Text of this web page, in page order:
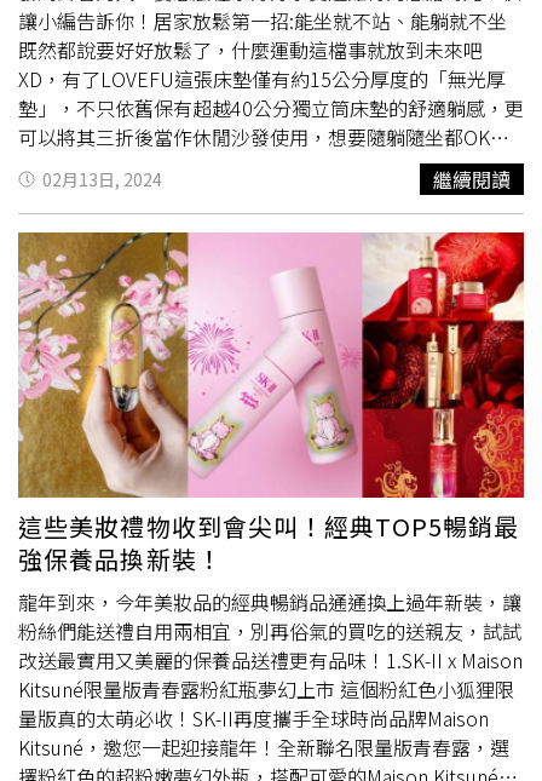
扣，訂製個人化專屬香氛瓶，創造獨一無二的香氛臻品；此
外，消費滿$6,500，更享精品級法式禮盒包裝服務。（圖／
品牌提供）法國嬌蘭「藝術沙龍香氛藝廊」期間限定精品店
活動地點：台北101 1F活動期間：2024.03.02 – 2024.05.26
讓小編告訴你！居家放鬆第一招:能坐就不站、能躺就不坐
既然都說要好好放鬆了，什麼運動這檔事就放到未來吧
XD，有了LOVEFU這張床墊僅有約15公分厚度的「無光厚
墊」，不只依舊保有超越40公分獨立筒床墊的舒適躺感，更
可以將其三折後當作休閒沙發使用，想要隨躺隨坐都OK，
盡情慵懶一下吧！躺平族最愛！LOVEFU提出「海獺式」生
活哲學，能坐就不站、能躺就不坐，越慵懶越享受。（圖／
品牌提供）建議大家可趁LOVEFU有推出春節限定優惠活動
入手！即日起至2/15消費滿22,000元即贈1,000元中油加油
卡、滿36,000元能獲得市價5,999元的烘被烘鞋機喔。（圖
／品牌提供）居家放鬆第二招:泡杯花草茶療癒身心靈在家
想喝點東西時，點手搖飲會發胖、喝酒又太傷身？現在很多
女生都改泡「Angel’s Brew天使神諭茶」，在採用獨立填
氮保鮮封裝的茶包內，是嚴選歐洲之葉(Euro-Leaf)有機認
證草藥植物，創辦人Vicky Wang協同德國草藥配方師，透過
大自然花草的營養及特性調配出幫助我們舒緩身心、開啟心
靈能量的茶飲，讓你喝下的每一口茶既香氣順口又能兼具治
癒效果。每個茶包吊卡上還有身心靈老師鑄籤提供專屬「靈
性能量茶籤」，是宇宙要告訴享用茶的人當下的訊息喔。
（圖／品牌提供）居家放鬆第三招:滑滑手指就能滿足血拚
慾！女生嘛~~說到放鬆，還有什麼比買東西更能紓解壓力
呢？而且現在很多品牌都有線上通路，不管是官網旗艦店還
是配合LINE GIFT開站，有些獨家優惠可是實體百貨通路也
搶不到的，讓你不用舟車勞頓現場人擠人，直接在家一指搞
定好方便。為慶祝 法國嬌蘭LINE禮物於2/1盛大開站，2/1
至2/14開站慶期間推出多款「浪漫粉漾緞帶包裝禮盒組」，
02月13日, 2024 繼續閱讀
這些美妝禮物收到會尖叫！經典TOP5暢銷最
強保養品換新裝！
龍年到來，今年美妝品的經典暢銷品通通換上過年新裝，讓
粉絲們能送禮自用兩相宜，別再俗氣的買吃的送親友，試試
改送最實用又美麗的保養品送禮更有品味！1.SK-II x Maison
Kitsuné限量版青春露粉紅瓶夢幻上市 這個粉紅色小狐狸限
量版真的太萌必收！SK-II再度攜手全球時尚品牌Maison
Kitsuné，邀您一起迎接龍年！全新聯名限量版青春露，選